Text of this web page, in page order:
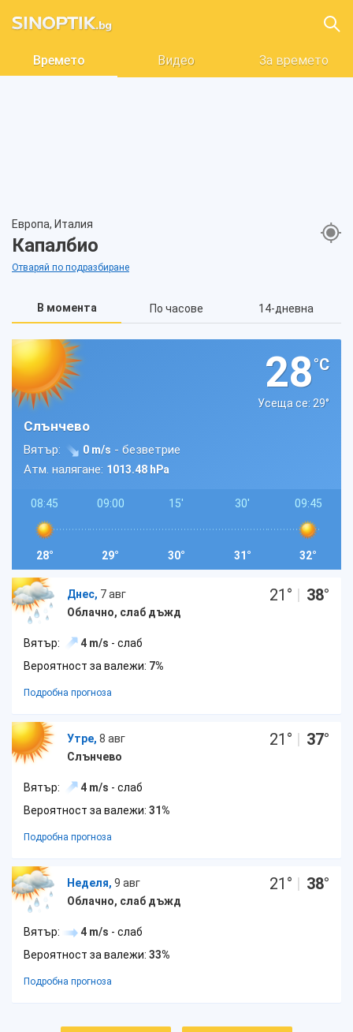
Времето Видео За времето
Европа, Италия
Капалбио
Отваряй по подразбиране
В момента По часове 14-дневна
28°C
Усеща се: 29°
Слънчево
Вятър: 0 m/s - безветрие
Атм. налягане: 1013.48 hPa
08:45
28°
09:00
29°
15'
30°
30'
31°
09:45
32°
Днес, 7 авг
Облачно, слаб дъжд
21 ° | 38°
Вятър: 4 m/s - слаб
Вероятност за валежи: 7%
Подробна прогноза
Утре, 8 авг
Слънчево
21 ° | 37°
Вятър: 4 m/s - слаб
Вероятност за валежи: 31%
Подробна прогноза
Неделя, 9 авг
Облачно, слаб дъжд
21 ° | 38°
Вятър: 4 m/s - слаб
Вероятност за валежи: 33%
Подробна прогноза